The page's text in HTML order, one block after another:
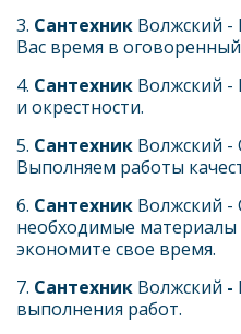
3. Сантехник Волжский -
Вас время в оговоренный
4. Сантехник Волжский
и окрестности.
5. Сантехник Волжский -
Выполняем работы
6. Сантехник Волжский -
необходимые
экономите свое время.
7. Сантехник Волжский -
выполнения работ.